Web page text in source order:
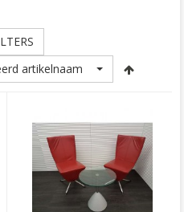
artikelnaam